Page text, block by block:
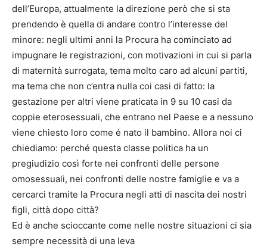
dell’Europa, attualmente la direzione però che si sta
prendendo è quella di andare contro l’interesse del
minore: negli ultimi anni la Procura ha cominciato ad
impugnare le registrazioni, con motivazioni in cui si parla
di maternità surrogata, tema molto caro ad alcuni partiti,
ma tema che non c’entra nulla coi casi di fatto: la
gestazione per altri viene praticata in 9 su 10 casi da
coppie eterosessuali, che entrano nel Paese e a nessuno
viene chiesto loro come é nato il bambino. Allora noi ci
chiediamo: perché questa classe politica ha un
pregiudizio così forte nei confronti delle persone
omosessuali, nei confronti delle nostre famiglie e va a
cercarci tramite la Procura negli atti di nascita dei nostri
figli, città dopo città?
Ed è anche scioccante come nelle nostre situazioni ci sia
sempre necessità di una leva